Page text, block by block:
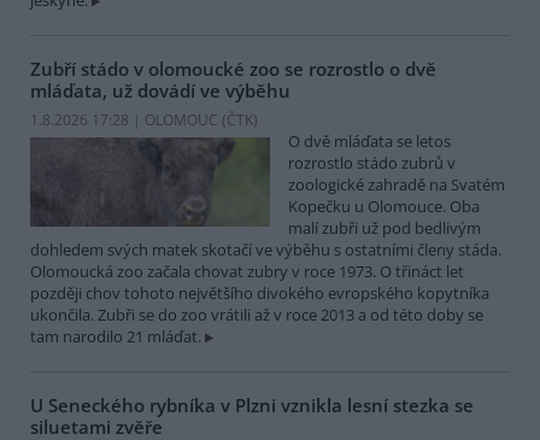
Zubří stádo v olomoucké zoo se rozrostlo o dvě
mláďata, už dovádí ve výběhu
1.8.2026 17:28 | OLOMOUC (ČTK)
O dvě mláďata se letos
rozrostlo stádo zubrů v
zoologické zahradě na Svatém
Kopečku u Olomouce. Oba
malí zubři už pod bedlivým
dohledem svých matek skotačí ve výběhu s ostatními členy stáda.
Olomoucká zoo začala chovat zubry v roce 1973. O třináct let
později chov tohoto největšího divokého evropského kopytníka
ukončila. Zubři se do zoo vrátili až v roce 2013 a od této doby se
tam narodilo 21 mláďat.
U Seneckého rybníka v Plzni vznikla lesní stezka se
siluetami zvěře